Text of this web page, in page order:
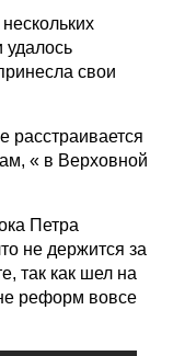
удалось
свои
расстраивается
« в Верховной
Петра
не держится за
так как шел на
реформ вовсе